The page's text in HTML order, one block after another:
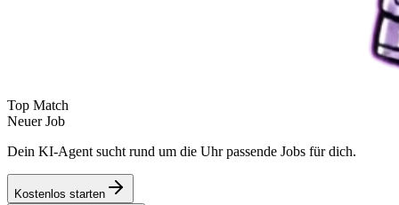
Top Match
Neuer Job
Dein KI-Agent sucht rund um die Uhr passende Jobs für dich.
Kostenlos starten